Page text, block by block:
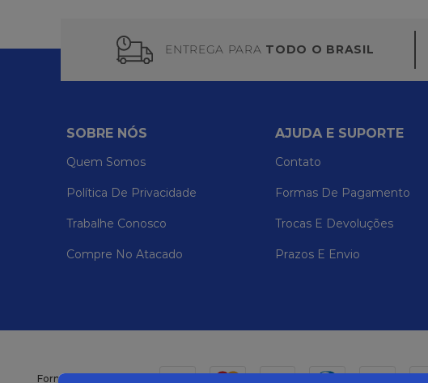
ENTREGA PARA TODO O BRASIL
SOBRE NÓS
Quem Somos
Política De Privacidade
Trabalhe Conosco
Compre No Atacado
AJUDA E SUPORTE
Contato
Formas De Pagamento
Trocas E Devoluções
Prazos E Envio
Formas de pagamento